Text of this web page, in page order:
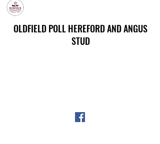
OLDFIELD POLL HEREFORD AND ANGUS
STUD